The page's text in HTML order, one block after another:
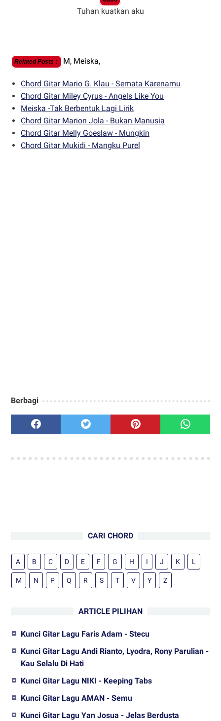
Tuhan kuatkan aku
Related Posts : M, Meiska,
Chord Gitar Mario G. Klau - Semata Karenamu
Chord Gitar Miley Cyrus - Angels Like You
Meiska -Tak Berbentuk Lagi Lirik
Chord Gitar Marion Jola - Bukan Manusia
Chord Gitar Melly Goeslaw - Mungkin
Chord Gitar Mukidi - Mangku Purel
Berbagi
CARI CHORD
A B C D E F G H I J K L
M N P Q R S T V Y Z
ARTICLE PILIHAN
Kunci Gitar Lagu Faris Adam - Stecu
Kunci Gitar Lagu Andi Rianto, Lyodra, Rony Parulian -
Kau Selalu Di Hati
Kunci Gitar Lagu NIKI - Keeping Tabs
Kunci Gitar Lagu AMAN - Semu
Kunci Gitar Lagu Yan Josua - Jelas Berdusta